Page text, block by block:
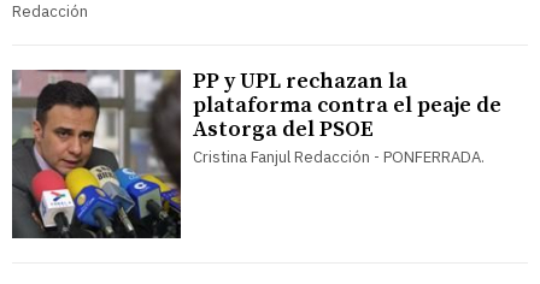
Redacción
PP y UPL rechazan la
plataforma contra el peaje de
Astorga del PSOE
Cristina Fanjul Redacción - PONFERRADA.